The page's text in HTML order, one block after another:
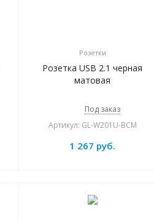
Розетки
Розетка USB 2.1 черная
матовая
Под заказ
Артикул: GL-W201U-BCM
1 267 руб.